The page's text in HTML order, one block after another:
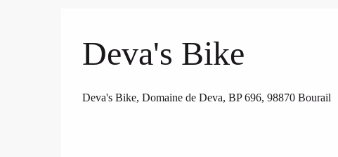
Deva's Bike
Deva's Bike, Domaine de Deva, BP 696, 98870 Bourail